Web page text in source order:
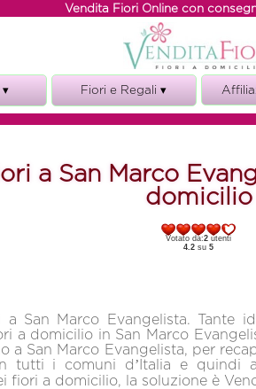
Vendita Fiori Online con
Fiori e Regali ▾
Fiori e Regali
a San Marco
domicilio
Votato da:2 utenti
4.2 su 5
a San Marco Evangelista. Tante
a domicilio in San Marco
a San Marco Evangelista, per
tutti i comuni d’Italia e quindi
fiori a domicilio, la soluzione è